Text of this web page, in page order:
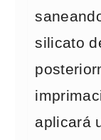
silicato
aplicará